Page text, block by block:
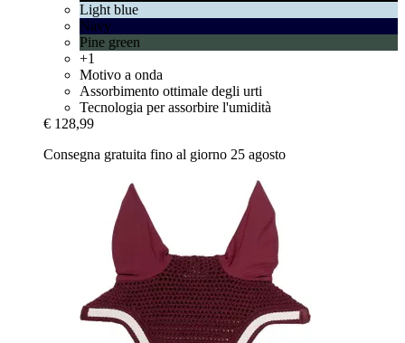
Light blue
Navy
Pine green
+1
Motivo a onda
Assorbimento ottimale degli urti
Tecnologia per assorbire l'umidità
€ 128,99
Consegna gratuita fino al giorno 25 agosto